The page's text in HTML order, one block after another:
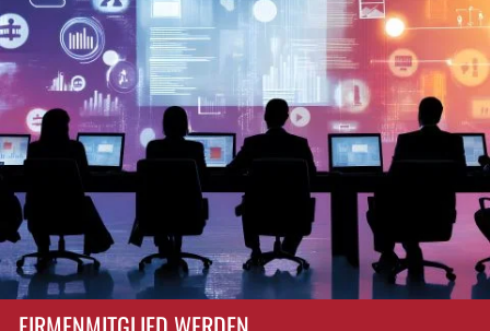
Bronschhofen
Brugg
Brugg AG
Brütten
Bubendorf
Bubikon
Burgdorf
Bäretswil
Bülach
Cazis